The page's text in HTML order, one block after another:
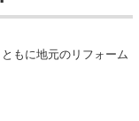
もに地元のリフォーム